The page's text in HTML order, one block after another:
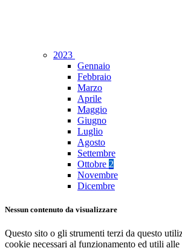
2023
Gennaio
Febbraio
Marzo
Aprile
Maggio
Giugno
Luglio
Agosto
Settembre
Ottobre 2
Novembre
Dicembre
Nessun contenuto da visualizzare
Questo sito o gli strumenti terzi da questo
cookie necessari al funzionamento ed utili